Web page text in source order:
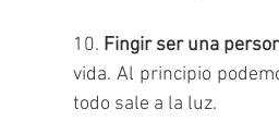
10. Fingir ser una
vida. Al principio
todo sale a la luz.